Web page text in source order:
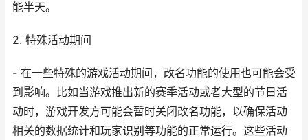
能半天。
2. 特殊活动期间
- 在一些特殊的游戏活动期间，改名功能的使用也可能会受
到影响。比如当游戏推出新的赛季活动或者大型的节日活
动时，游戏开发方可能会暂时关闭改名功能，以确保活动
相关的数据统计和玩家识别等功能的正常运行。这些活动